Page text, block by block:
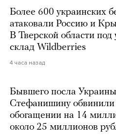
Более 600 украинских
атаковали Россию и
В Тверской области под
склад Wildberries
4 часа назад
Бывшего посла
Стефанишину обвинили
обогащении на 14
около 25 миллионов